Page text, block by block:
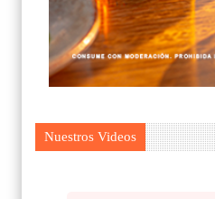
Nuestros Videos